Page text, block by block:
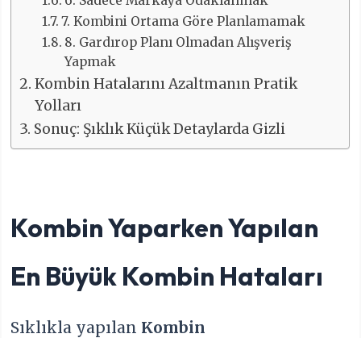
7. Kombini Ortama Göre Planlamamak
8. Gardırop Planı Olmadan Alışveriş
Yapmak
Kombin Hatalarını Azaltmanın Pratik
Yolları
Sonuç: Şıklık Küçük Detaylarda Gizli
Kombin Yaparken Yapılan
En Büyük Kombin Hataları
Sıklıkla yapılan Kombin